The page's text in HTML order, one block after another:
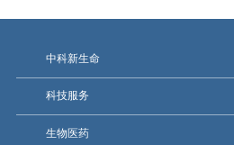
中科新生命
科技服务
生物医药